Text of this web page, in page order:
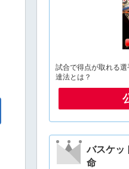
試合で得点が取れる
達法とは？
バスケッ
命